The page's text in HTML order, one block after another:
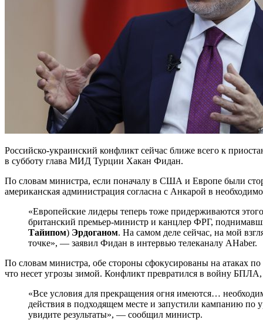
Российско-украинский конфликт сейчас ближе всего к
в субботу глава МИД Турции Хакан Фидан.
По словам министра, если поначалу в США и Европе были
американская администрация согласна с Анкарой в
«Европейские лидеры теперь тоже придерживаются этого мнения, в частности, посетившие Анкару
британский премьер-министр и канцлер ФРГ,
Тайипом) Эрдоганом. На самом деле сейчас, на мой
точке», — заявил Фидан в интервью телеканалу AHaber.
По словам министра, обе стороны сфокусированы на атаках
что несет угрозы зимой. Конфликт превратился в войну
«Все условия для прекращения огня имеются… необходимо, чтобы стороны-посредники предприняли
действия в подходящем месте и запустили кампанию по
увидите результаты», — сообщил министр.